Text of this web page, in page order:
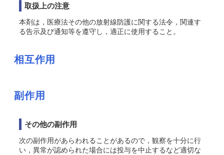
取扱上の注意
本剤は，医療法その他の放射線防護に関する法令，関連す
る告示及び通知等を遵守し，適正に使用すること。
相互作用
副作用
その他の副作用
次の副作用があらわれることがあるので，観察を十分に行
い，異常が認められた場合には投与を中止するなど適切な